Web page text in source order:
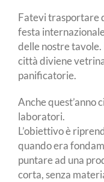
Fatevi trasportare
festa
delle nostre
città diviene
panificatorie.
Anche quest’anno
laboratori.
L’obiettivo è
quando era
puntare ad una
corta, senza